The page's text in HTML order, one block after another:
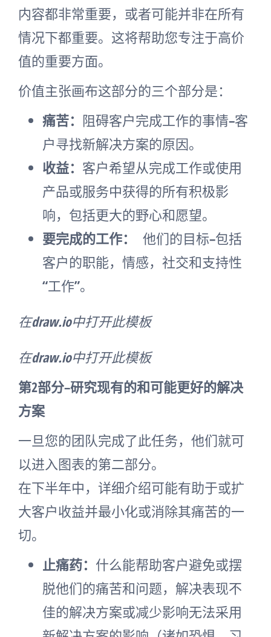
内容都非常重要，或者可能并非在所有
情况下都重要。这将帮助您专注于高价
值的重要方面。
价值主张画布这部分的三个部分是：
痛苦： 阻碍客户完成工作的事情–客
户寻找新解决方案的原因。
收益： 客户希望从完成工作或使用
产品或服务中获得的所有积极影
响，包括更大的野心和愿望。
要完成的工作：
他们的目标–包括
客户的职能，情感，社交和支持性
“工作”。
在draw.io中打开此模板
在draw.io中打开此模板
第2部分–研究现有的和可能更好的解决
方案
一旦您的团队完成了此任务，他们就可
以进入图表的第二部分。
在下半年中，详细介绍可能有助于或扩
大客户收益并最小化或消除其痛苦的一
切。
止痛药： 什么能帮助客户避免或摆
脱他们的痛苦和问题，解决表现不
佳的解决方案或减少影响无法采用